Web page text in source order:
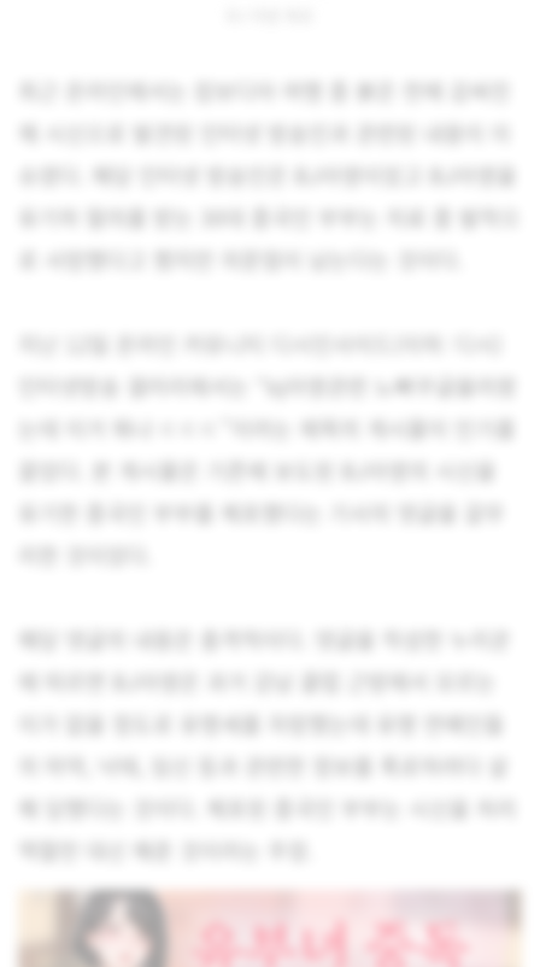
최근 온라인에서는 캄보디아 여행 중 붉은 천에 감싸진
채 시신으로 발견된 인터넷 방송인과 관련된 내용이 이
슈였다. 해당 인터넷 방송인은 BJ아영이었고 BJ아영을
유기하 혐의를 받는 30대 중국인 부부는 치료 중 발작으
인터넷방송 갤러리에서는 “bj아영관련 노빠꾸글올라왔
는데 이거 뭐냐 ㄷㄷㄷ”이라는 제목의 게시물이 인기를
끌었다. 본 게시물은 기존에 보도된 BJ아영의 시신을
유기한 중국인 부부를 체포했다는 기사의 댓글을 갈무
해당 댓글의 내용은 충격적이다. 댓글을 작성한 누리꾼
이가 없을 정도로 유명세를 자랑했는데 유명 연예인들
의 마약, 낙태, 임신 등과 관련한 정보를 폭로하려다 살
해 당했다는 것이다. 체포된 중국인 부부는 시신을 처리
역할만 대신 해준 것이라는 주장.